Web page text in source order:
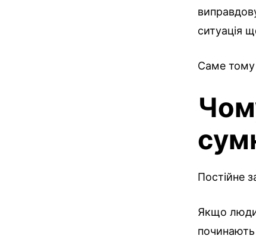
ситуація
Саме тому
Постійне
Якщо